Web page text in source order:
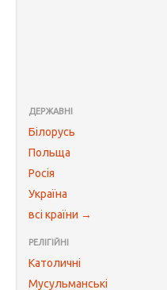
ДЕРЖАВНІ
Білорусь
Польща
Росія
Україна
всі країни →
РЕЛІГІЙНІ
Католичні
Мусульманські